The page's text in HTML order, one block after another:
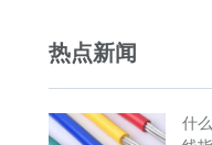
热点新闻
什